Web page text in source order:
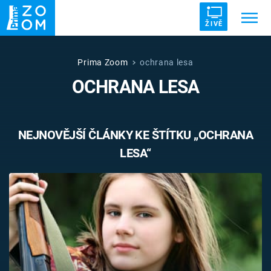
ŽIVĚ
UFO DRUHÁ SVĚTOVÁ VÁLKA
VETŘELCI DÁVNOVĚKU
Témata
Pořady
TV Program
Prima Zoom ochrana lesa
OCHRANA LESA
NEJNOVĚJŠÍ ČLÁNKY KE ŠTÍTKU „OCHRANA
LESA“